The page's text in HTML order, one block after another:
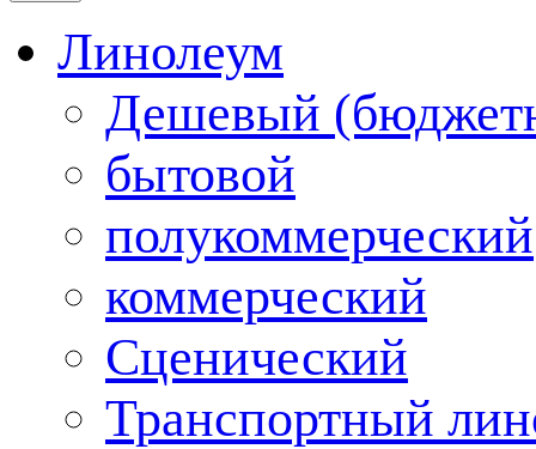
Линолеум
Дешевый
бытовой
полукоммерческий
коммерческий
Сценический
Транспортный